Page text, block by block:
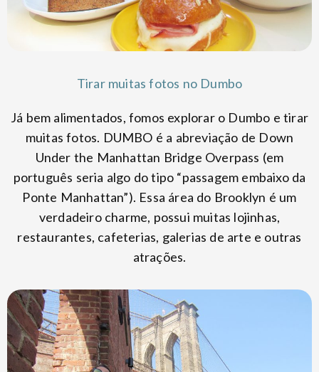
Tirar muitas fotos no Dumbo
Já bem alimentados, fomos explorar o Dumbo e tirar
muitas fotos. DUMBO é a abreviação de Down
Under the Manhattan Bridge Overpass (em
português seria algo do tipo “passagem embaixo da
Ponte Manhattan”). Essa área do Brooklyn é um
verdadeiro charme, possui muitas lojinhas,
restaurantes, cafeterias, galerias de arte e outras
atrações.